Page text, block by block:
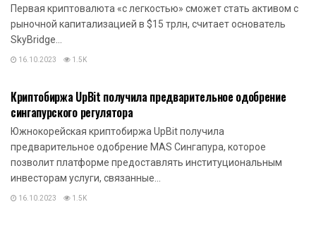
Первая криптовалюта «с легкостью» сможет стать активом с
рыночной капитализацией в $15 трлн, считает основатель
SkyBridge...
16.10.2023 1.5K
Криптобиржа UpBit получила предварительное одобрение
сингапурского регулятора
Южнокорейская криптобиржа UpBit получила
предварительное одобрение MAS Сингапура, которое
позволит платформе предоставлять институциональным
инвесторам услуги, связанные...
16.10.2023 1.5K